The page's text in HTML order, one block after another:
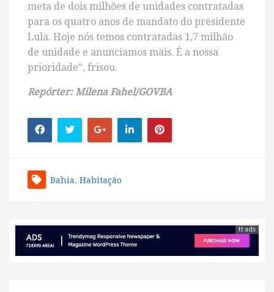
meta de dois milhões de unidades contratadas
para os quatro anos de mandato do presidente
Lula. Hoje nós temos contratadas 1,7 milhão
de unidade e anunciamos mais. É a nossa
prioridade”, frisou.
Repórter: Milena Fahel/GOVBA
Bahia, Habitação
tt ads